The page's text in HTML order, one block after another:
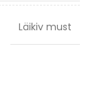
Läikiv must